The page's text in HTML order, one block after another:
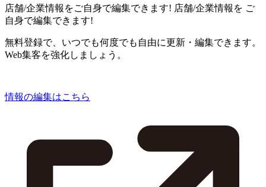
店舗/企業情報をご自身で編集できます! 店舗/企業情報を ご
自身で編集できます!
無料登録で、いつでも何度でも自由に更新・編集できます。
Web集客を強化しましょう。
情報の編集はこちら